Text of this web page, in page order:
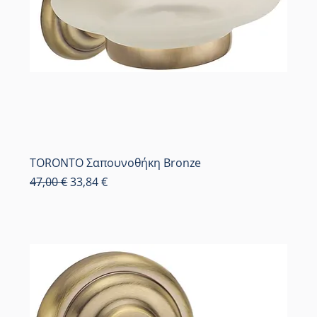
TORONTO Σαπουνοθήκη Bronze
Κανονική τιμή
47,00 €Τιμή Έκπτωσης
33,84 €